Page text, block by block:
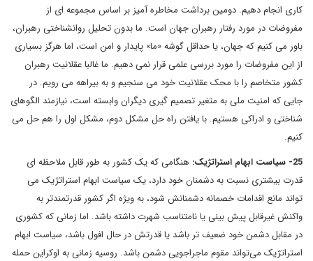
کاری انجام دهیم. دومین برداشت مخاطره آمیز بر اساس مجموعه ای از
مفروضات در مورد رفتار رهبران جهان است. ما بدون تحلیل روانشناختی رهبران،
باور می کنیم که جهان، یا حداقل گوشه «ما» پایدار و امن است، اما هرگز بسیاری
از این مفروضات را مورد بررسی علمی قرار نمی دهیم. ما غالبا عقلانیت رهبران
کشور متخاصم را با محک عقلانیت خود می سنجیم و به بیراهه می رویم. در
جایی که امنیت ملی به متغیر تصمیم گیری دیگران وابسته است، نیازمند الگوهای
شناختی و ادراکی هستیم. با یافتن راه حل مشکل دوم، مشکل اول را هم حل می
کنیم.
25- سیاست ابهام استراتژیک:
هنگامی که یک کشور به طور قابل ملاحظه ای
قدرت بیشتری نسبت به دشمنان خود دارد، یک سیاست ابهام استراتژیک می
تواند مانع اقدامات خصمانه دشمنانش شود، به ویژه اگر کشور قدرتمندتر به
واکنش غیرقابل پیش بینی یا نامتناسب شهرت داشته باشد. اما زمانی که کشوری
در مقابل دشمن خود ضعیف تر باشد یا قدرتش در حال افول باشد، سیاست ابهام
استراتژیک می‌تواند مقوم ماجراجویی دشمن باشد. روسیه زمانی به اوکراین حمله